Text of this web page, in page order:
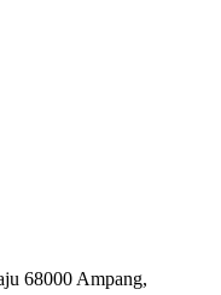
68000 Ampang,